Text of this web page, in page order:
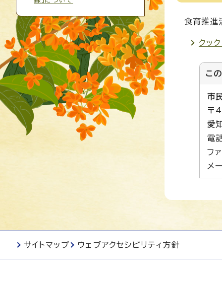
食育推進
クッ
こ
市
〒
愛
電
フ
メ
サイトマップ ウェブアクセシビリティ方針